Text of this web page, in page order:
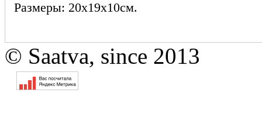
Размеры: 20х19х10см.
© Saatva, since 2013